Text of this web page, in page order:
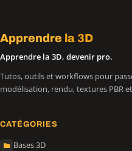
Apprendre la 3D
Apprendre la 3D, devenir pro.
Tutos, outils et workflows pour
modélisation, rendu, textures PBR
CATÉGORIES
Bases 3D